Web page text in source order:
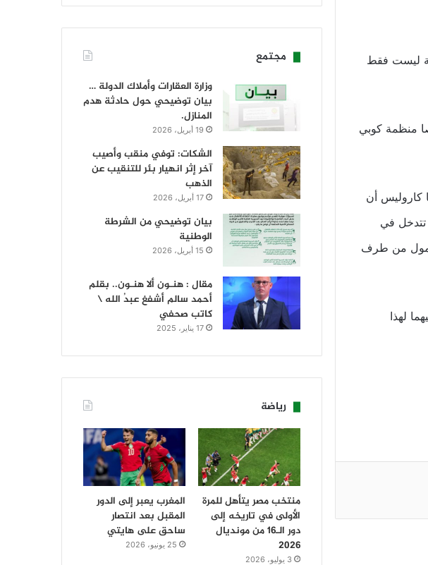
ليست فقط
منظمة كوبي
كاروليس أن
تتدخل في
اربع سنوات وهو ممول من طرف
لهذا
مجتمع
وزارة العقارات وأملاك الدولة …
بيان توضيحي حول حادثة هدم
المنازل.
19 أبريل، 2026
الشكات: توفي منقب وأصيب
آخر إثر انهيار بئر للتنقيب عن
الذهب
17 أبريل، 2026
بيان توضيحي من الشرطة
الوطنية
15 أبريل، 2026
مقال : هنـون ألا هنـون.. بقلم
أحمد سالم أشفغ عبدُ الله \
كاتب صحفي
17 يناير، 2025
رياضة
منتخب مصر يتأهل للمرة
الأولى في تاريخه إلى
دور الـ16 من مونديال
2026
3 يوليو، 2026
المغرب يعبر إلى الدور
المقبل بعد انتصار
ساحق على هايتي
25 يونيو، 2026